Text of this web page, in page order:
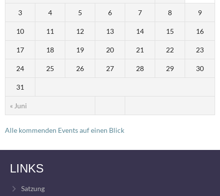
« Juni
3 4 5 6 7 8 9
10 11 12 13 14 15 16
17 18 19 20 21 22 23
24 25 26 27 28 29 30
31
Alle kommenden Events auf einen Blick
LINKS
Satzung